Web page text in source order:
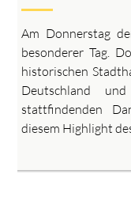
Am Donnerstag
besonderer Tag.
historischen
Deutschland
stattfindenden
diesem Highlight